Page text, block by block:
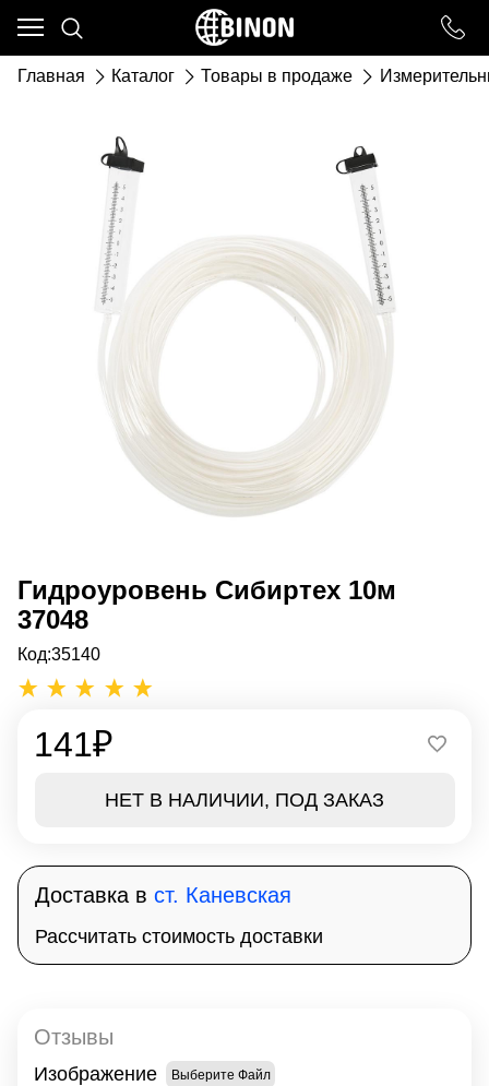
Главная Каталог Товары в продаже
Гидроуровень Сибиртех 10м
37048
Код:35140
141₽
НЕТ В НАЛИЧИИ, ПОД ЗАКАЗ
Доставка в ст. Каневская
Рассчитать стоимость доставки
Отзывы
Изображение Выберите Файл
Ваш город - ст. Каневская,
угадали?
ДА НЕТ